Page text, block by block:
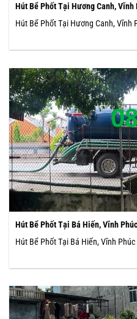
Hút Bể Phốt Tại Hương Canh, Vĩnh
Hút Bể Phốt Tại Hương Canh, Vĩnh
Hút Bể Phốt Tại Bá Hiến, Vĩnh Phúc
Hút Bể Phốt Tại Bá Hiến, Vĩnh